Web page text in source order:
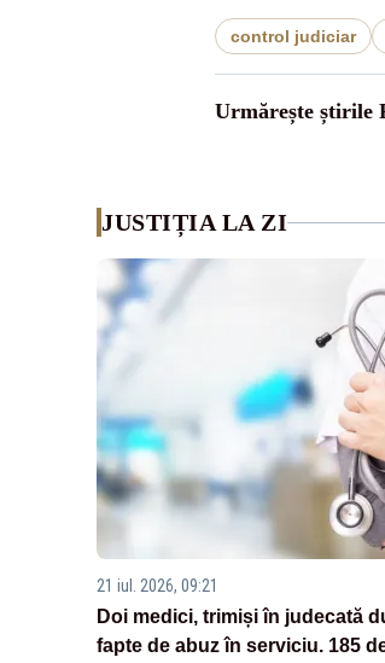
control judiciar
Urmărește știrile
JUSTIȚIA LA ZI
21 iul. 2026, 09:21
Doi medici, trimiși în judecată
fapte de abuz în serviciu. 185